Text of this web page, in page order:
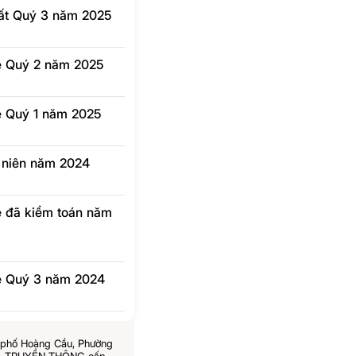
Quý 3 năm 2025
Quý 2 năm 2025
1 năm 2025
năm 2024
đã kiểm toán năm
Quý 3 năm 2024
Hoàng Cầu, Phường